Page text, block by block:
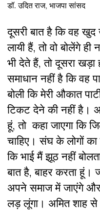
डॉ. उदित राज, भाजपा सांसद
दूसरी बात है कि वह खुद
लायी हैं, तो वो बोलेंगे ही
भी देते हैं, तो दूसरा खड़ा
समाधान नहीं है कि वह
बोली कि मेरी औकात
टिकट देने की नहीं है।
हूं, तो कहा जाएगा कि
चाहिए। संघ के लोगों का
कि भाई मैं झूठ नहीं
बात है, बाहर करता हूं।
अपने समाज में जाएंगे और
लड़ लूंगा। अमित शाह